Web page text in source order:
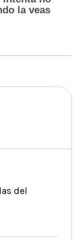
del